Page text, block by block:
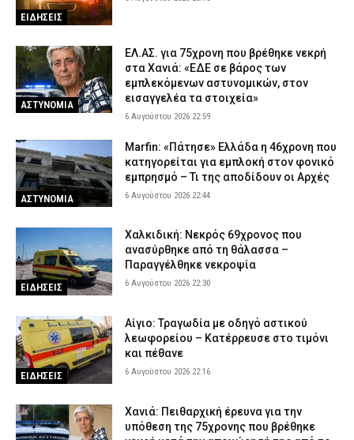
ΕΙΔΗΣΕΙΣ
ΑΣΤΥΝΟΜΙΑ
ΕΛ.ΑΣ. για 75χρονη που βρέθηκε νεκρή
στα Χανιά: «ΕΔΕ σε βάρος των
εμπλεκόμενων αστυνομικών, στον
εισαγγελέα τα στοιχεία»
6 Αυγούστου 2026 22:59
ΑΣΤΥΝΟΜΙΑ
Marfin: «Πάτησε» Ελλάδα η 46χρονη που
κατηγορείται για εμπλοκή στον φονικό
εμπρησμό – Τι της αποδίδουν οι Αρχές
6 Αυγούστου 2026 22:44
ΕΙΔΗΣΕΙΣ
Χαλκιδική: Νεκρός 69χρονος που
ανασύρθηκε από τη θάλασσα –
Παραγγέλθηκε νεκροψία
6 Αυγούστου 2026 22:30
ΕΙΔΗΣΕΙΣ
Αίγιο: Τραγωδία με οδηγό αστικού
λεωφορείου – Κατέρρευσε στο τιμόνι
και πέθανε
6 Αυγούστου 2026 22:16
Χανιά: Πειθαρχική έρευνα για την
υπόθεση της 75χρονης που βρέθηκε